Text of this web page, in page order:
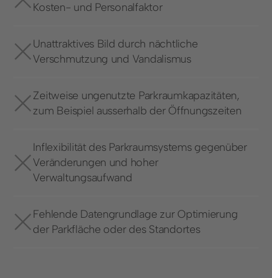
Kosten- und Personalfaktor
Unattraktives Bild durch nächtliche
Verschmutzung und Vandalismus
Zeitweise ungenutzte Parkraumkapazitäten,
zum Beispiel ausserhalb der Öffnungszeiten
Inflexibilität des Parkraumsystems gegenüber
Veränderungen und hoher
Verwaltungsaufwand
Fehlende Datengrundlage zur Optimierung
der Parkfläche oder des Standortes
Datenschutz Impressum